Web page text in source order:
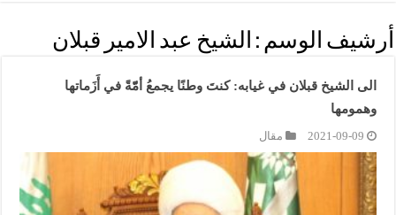
أرشيف الوسم : الشيخ عبد الامير قبلان
الى الشيخ قبلان في غيابه: كنتَ وطنًا يجمعُ أمّّةً في أَزَماتها
وهمومها
2021-09-09 مقال